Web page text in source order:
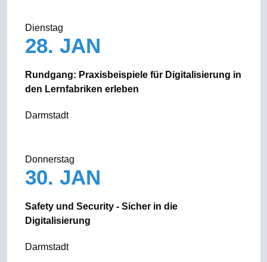
Dienstag
28. JAN
Rundgang: Praxisbeispiele für Digitalisierung in
den Lernfabriken erleben
Darmstadt
Donnerstag
30. JAN
Safety und Security - Sicher in die
Digitalisierung
Darmstadt